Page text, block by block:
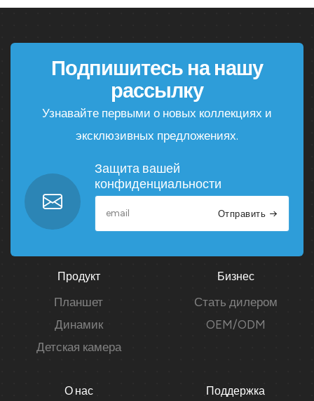
Подпишитесь на нашу
рассылку
Узнавайте первыми о новых коллекциях и
эксклюзивных предложениях.
Защита вашей
конфиденциальности
Отправить
Продукт
Планшет
Динамик
Детская камера
Бизнес
Стать дилером
OEM/ODM
О нас
Поддержка